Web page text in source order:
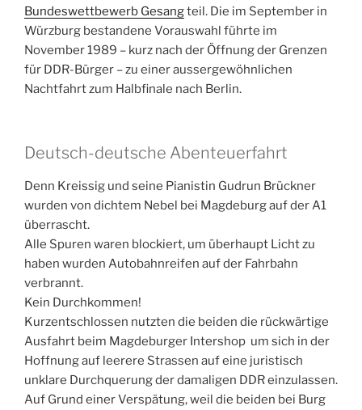
Bundeswettbewerb Gesangteil. Die im September in
Würzburg bestandene Vorauswahl führte im
November 1989 – kurz nach der Öffnung der Grenzen
für DDR-Bürger – zu einer aussergewöhnlichen
Nachtfahrt zum Halbfinale nach Berlin.
Deutsch-deutsche Abenteuerfahrt
Denn Kreissig und seine Pianistin Gudrun Brückner
wurden von dichtem Nebel bei Magdeburg auf der A1
überrascht.
Alle Spuren waren blockiert, um überhaupt Licht zu
haben wurden Autobahnreifen auf der Fahrbahn
verbrannt.
Kein Durchkommen!
Kurzentschlossen nutzten die beiden die rückwärtige
Ausfahrt beim Magdeburger Intershop um sich in der
Hoffnung auf leerere Strassen auf eine juristisch
unklare Durchquerung der damaligen DDR einzulassen.
Auf Grund einer Verspätung, weil die beiden bei Burg